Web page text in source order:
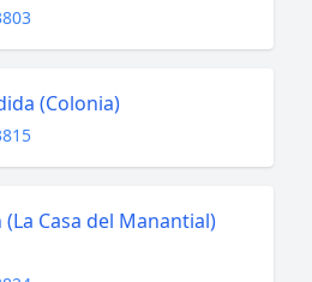
(Colonia)
(La Casa del Manantial)